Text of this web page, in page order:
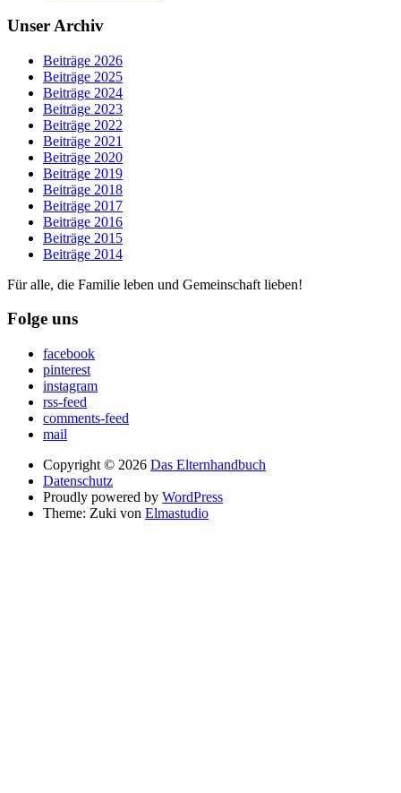
Unser Archiv
Beiträge 2026
Beiträge 2025
Beiträge 2024
Beiträge 2023
Beiträge 2022
Beiträge 2021
Beiträge 2020
Beiträge 2019
Beiträge 2018
Beiträge 2017
Beiträge 2016
Beiträge 2015
Beiträge 2014
Für alle, die Familie leben und Gemeinschaft lieben!
Folge uns
facebook
pinterest
instagram
rss-feed
comments-feed
mail
Copyright © 2026 Das Elternhandbuch
Datenschutz
Proudly powered by WordPress
Theme: Zuki von Elmastudio